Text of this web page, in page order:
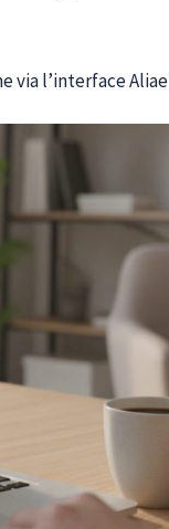
via l’interface Aliae